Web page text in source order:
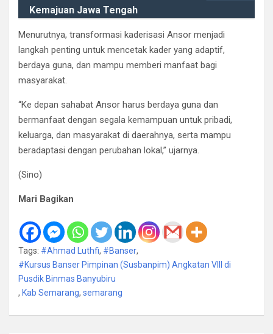
Kemajuan Jawa Tengah
Menurutnya, transformasi kaderisasi Ansor menjadi
langkah penting untuk mencetak kader yang adaptif,
berdaya guna, dan mampu memberi manfaat bagi
masyarakat.
“Ke depan sahabat Ansor harus berdaya guna dan
bermanfaat dengan segala kemampuan untuk pribadi,
keluarga, dan masyarakat di daerahnya, serta mampu
beradaptasi dengan perubahan lokal,” ujarnya.
(Sino)
Mari Bagikan
Tags: #Ahmad Luthfi, #Banser,
#Kursus Banser Pimpinan (Susbanpim) Angkatan VIII di
Pusdik Binmas Banyubiru
, Kab Semarang, semarang